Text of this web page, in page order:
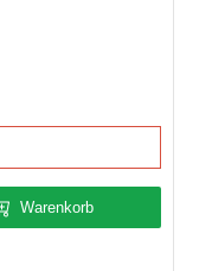
Warenkorb